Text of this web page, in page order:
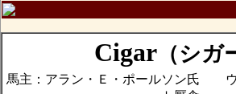
Cigar（シガ
馬主：アラン・Ｅ・ポールソン氏 ウ